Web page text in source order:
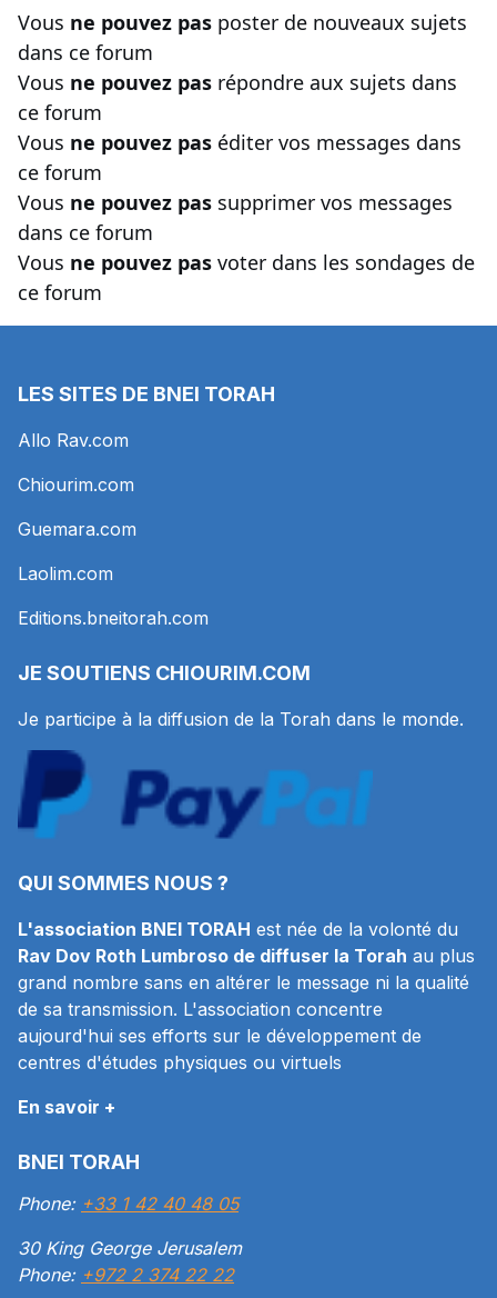
Vous ne pouvez pas poster de nouveaux sujets
dans ce forum
Vous ne pouvez pas répondre aux sujets dans
ce forum
Vous ne pouvez pas éditer vos messages dans
ce forum
Vous ne pouvez pas supprimer vos messages
dans ce forum
Vous ne pouvez pas voter dans les sondages de
ce forum
LES SITES DE BNEI TORAH
Allo Rav.com
Chiourim.com
Guemara.com
Laolim.com
Editions.bneitorah.com
JE SOUTIENS CHIOURIM.COM
Je participe à la diffusion de la Torah dans le monde.
QUI SOMMES NOUS ?
L'association BNEI TORAH est née de la volonté du
Rav Dov Roth Lumbroso de diffuser la Torah au plus
grand nombre sans en altérer le message ni la qualité
de sa transmission. L'association concentre
aujourd'hui ses efforts sur le développement de
centres d'études physiques ou virtuels
En savoir +
BNEI TORAH
Phone: +33 1 42 40 48 05
30 King George Jerusalem
Phone: +972 2 374 22 22